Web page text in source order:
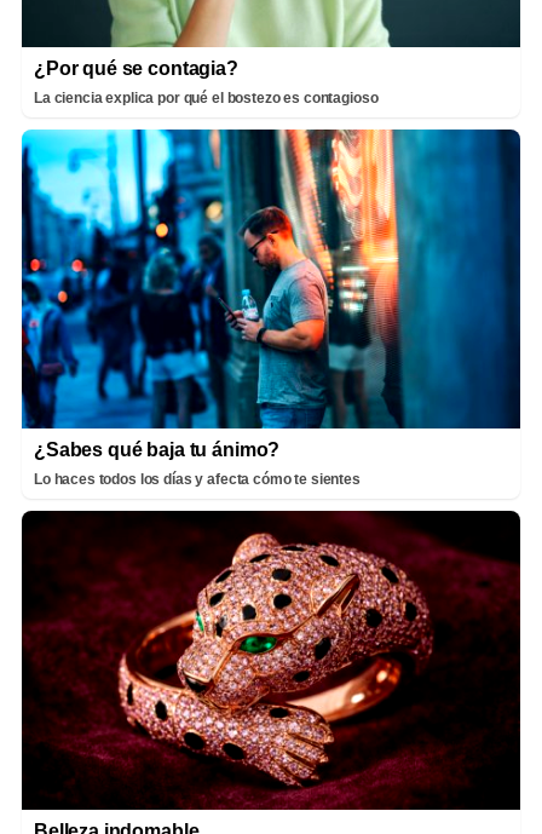
¿Por qué se contagia?
La ciencia explica por qué el bostezo es contagioso
¿Sabes qué baja tu ánimo?
Lo haces todos los días y afecta cómo te sientes